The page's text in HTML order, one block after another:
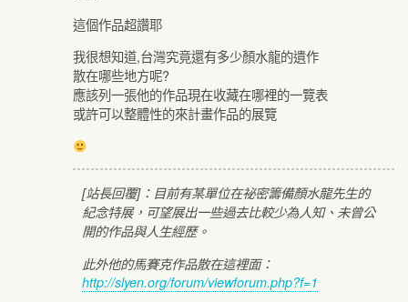
這個作品超讚耶
我很想知道,台灣究竟還有多少顏水龍的遺作
散在哪些地方呢?
應該列一張他的作品現在收藏在哪裡的一覽表
或許可以整體性的來計畫作品的展覽
[站長回覆]：目前有某單位在祕密籌備顏水龍先生的
紀念特展，可望展出一些過去比較少為人知、未曾公
開的作品與人生經歷。
此外他的馬賽克作品散在這裡面：
http://slyen.org/forum/viewforum.php?f=1